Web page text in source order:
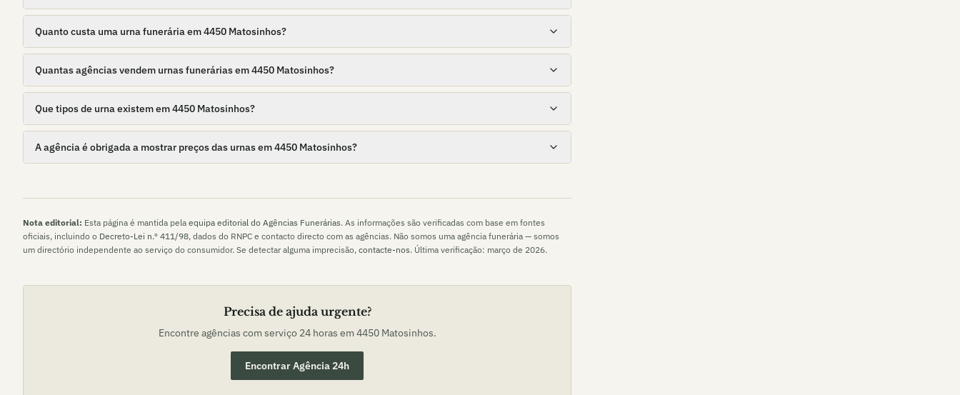
Quanto custa uma urna funerária em 4450 Matosinhos?
Quantas agências vendem urnas funerárias em 4450 Matosinhos?
Que tipos de urna existem em 4450 Matosinhos?
A agência é obrigada a mostrar preços das urnas em 4450 Matosinhos?
Nota editorial: Esta página é mantida pela equipa editorial do Agências Funerárias. As informações são verificadas com base em fontes
oficiais, incluindo o Decreto-Lei n.º 411/98, dados do RNPC e contacto directo com as agências. Não somos uma agência funerária — somos
um directório independente ao serviço do consumidor. Se detectar alguma imprecisão, contacte-nos. Última verificação: março de 2026.
Precisa de ajuda urgente?
Encontre agências com serviço 24 horas em 4450 Matosinhos.
Encontrar Agência 24h